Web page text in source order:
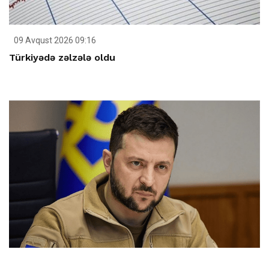
09 Avqust 2026 09:16
Türkiyədə zəlzələ oldu